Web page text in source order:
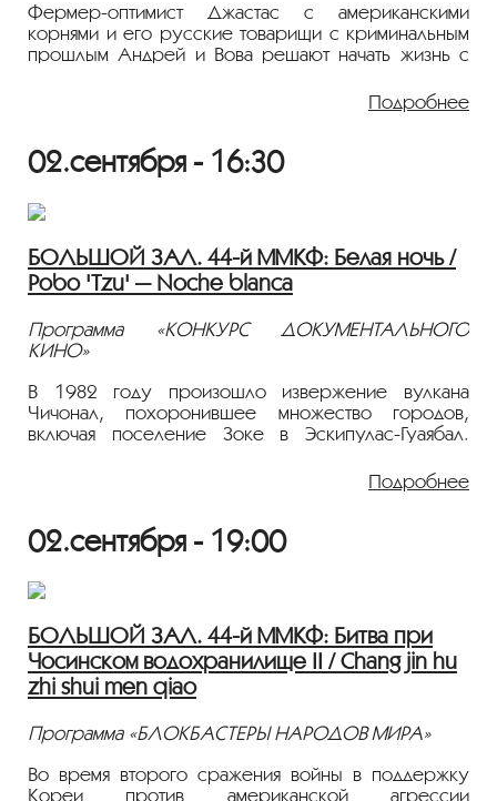
Фермер-оптимист Джастас с американскими
корнями и его русские товарищи с криминальным
прошлым Андрей и Вова решают начать жизнь с
Джастас обучает друзей финансовой грамотности,
планированию, управлению бизнесом, помогает
безвозмездно передает им ферму. Вова и Андрей
остаются без своего наставника, им предстоит
самостоятельно вести все дела, столкнуться с
бюрократической волокитой и прочими
трудностями.
2022, 100 мин., Документальный, Россия, 18+
Фильм демонстрируется на языке оригинала с
Подробнее
02.сентября - 16:30
БОЛЬШОЙ ЗАЛ. 44-й ММКФ: Белая ночь /
Pobo 'Tzu' — Noche blanca
Программа «КОНКУРС ДОКУМЕНТАЛЬНОГО
КИНО»
В 1982 году произошло извержение вулкана
Чичонал, похоронившее множество городов,
включая поселение Зоке в Эскипулас-Гуаябал.
восстанавливают свою жизнь, в то время как вулкан
и погребенный город скрываются в подлеске. У
появляются видения, слухи о которых быстро
распространяются по его общине, вызывая у людей
желание заняться раскопками своего старого
города.
2022, 82 мин., Документальный, Мексика, 18+
Режиссеры: Йоллотль Альварадо, Таня Хименес
Руис
Фильм демонстрируется на языке оригинала с
русскими субтитрами.
Подробнее
02.сентября - 19:00
БОЛЬШОЙ ЗАЛ. 44-й ММКФ: Битва при
Чосинском водохранилище II / Chang jin hu
zhi shui men qiao
Программа «БЛОКБАСТЕРЫ НАРОДОВ МИРА»
Во время второго сражения войны в поддержку
Кореи против американской агрессии